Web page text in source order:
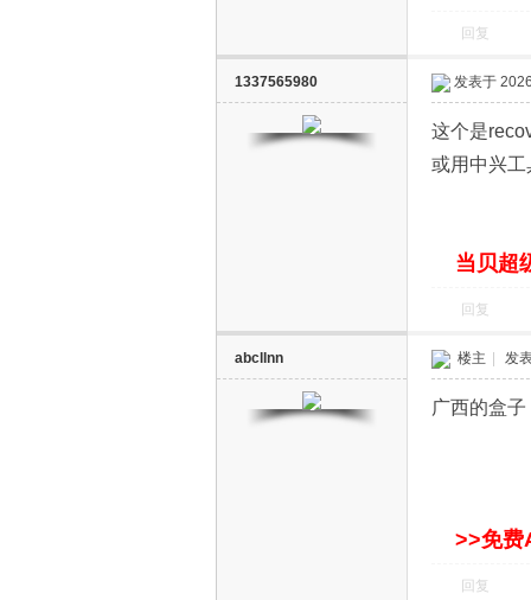
回复
1337565980 发表于
这个是
或用中兴
当贝超
回复
abcllnn 楼主 发
广西的盒
>>免费
回复